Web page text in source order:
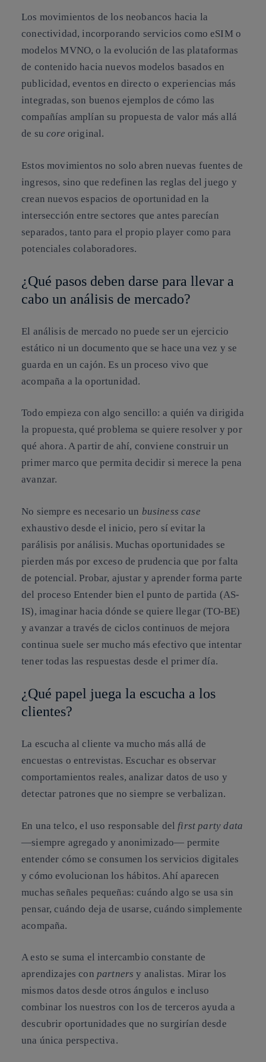
Los movimientos de los neobancos hacia la
conectividad, incorporando servicios como eSIM o
modelos MVNO, o la evolución de las plataformas
de contenido hacia nuevos modelos basados en
publicidad, eventos en directo o experiencias más
integradas, son buenos ejemplos de cómo las
compañías amplían su propuesta de valor más allá
de sucore original.
Estos movimientos no solo abren nuevas fuentes de
ingresos, sino que redefinen las reglas del juego y
crean nuevos espacios de oportunidad en la
intersección entre sectores que antes parecían
separados, tanto para el propio player como para
potenciales colaboradores.
¿Qué pasos deben darse para llevar a
cabo un análisis de mercado?
El análisis de mercado no puede ser un ejercicio
estático ni un documento que se hace una vez y se
guarda en un cajón. Es un proceso vivo que
acompaña a la oportunidad.
Todo empieza con algo sencillo: a quién va dirigida
la propuesta, qué problema se quiere resolver y por
qué ahora. A partir de ahí, conviene construir un
primer marco que permita decidir si merece la pena
avanzar.
No siempre es necesario un business case
exhaustivo desde el inicio, pero síevitar la
parálisis por análisis.Muchas oportunidades se
pierden más por exceso de prudencia que por falta
de potencial.Probar, ajustar y aprender forma parte
del proceso Entender bien el punto de partida (AS-
IS), imaginar hacia dónde se quiere llegar (TO-BE)
y avanzar a través de ciclos continuos de mejora
continua suele ser mucho más efectivo que intentar
tener todas las respuestas desde el primer día.
¿Qué papel juega la escucha a los
clientes?
La escucha al cliente va mucho más allá de
encuestas o entrevistas. Escuchar esobservar
comportamientos reales, analizar datos de uso y
detectar patronesque no siempre se verbalizan.
En una telco, el uso responsable del first party data
—siempre agregado y anonimizado— permite
entender cómo se consumen los servicios digitales
y cómo evolucionan los hábitos. Ahí aparecen
muchas señales pequeñas: cuándo algo se usa sin
pensar, cuándo deja de usarse, cuándo simplemente
acompaña.
A esto se suma el intercambio constante de
aprendizajes con partners y analistas. Mirar los
mismos datos desde otros ángulos e incluso
combinar los nuestros con los de terceros ayuda a
descubrir oportunidades que no surgirían desde
una única perspectiva.